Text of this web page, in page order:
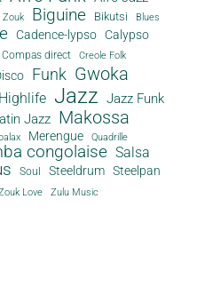
Zouk Biguine Bikutsi Blues
Cadence-lypso Calypso
Compas direct
Creole Folk
Funk Gwoka
Highlife Jazz Jazz Funk
Jazz Makossa
Merengue Quadrille
congolaise Salsa
Soul Steeldrum Steelpan
Love Zulu Music